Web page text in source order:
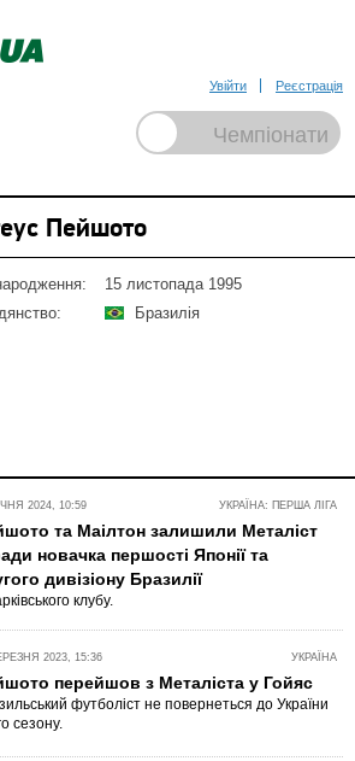
Увійти Реєстрація
Пейшото
15 листопада 1995
Бразилія
УКРАЇНА: ПЕРША ЛІГА
2024, 10:59
та Маілтон залишили Металіст
новачка першості Японії та
дивізіону Бразилії
клубу.
УКРАЇНА
2023, 15:36
перейшов з Металіста у Гойяс
футболіст не повернеться до України
сезону.